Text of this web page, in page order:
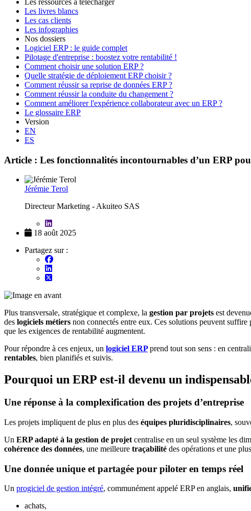
Les ressources à télécharger
Les livres blancs
Les cas clients
Les infographies
Nos dossiers
Logiciel ERP : le guide complet
Pilotage d'entreprise : boostez votre rentabilité !
Comment choisir une solution ERP ?
Quelle stratégie de déploiement ERP choisir ?
Comment réussir sa reprise de données ERP ?
Comment réussir la conduite du changement ?
Comment améliorer l'expérience collaborateur avec un ERP ?
Le glossaire ERP
Version
EN
ES
Article : Les fonctionnalités incontournables d’un ERP
Jérémie Terol
Directeur Marketing - Akuiteo SAS
18 août 2025
Partagez sur :
Plus transversale, stratégique et complexe, la gestion par projets est
des logiciels métiers non connectés entre eux. Ces solutions peuvent
que les exigences de rentabilité augmentent.
Pour répondre à ces enjeux, un logiciel ERP prend tout son sens : en
rentables, bien planifiés et suivis.
Pourquoi un ERP est-il devenu un
Une réponse à la complexification des projets d’entreprise
Les projets impliquent de plus en plus des équipes pluridisciplinaires,
Un ERP adapté à la gestion de projet centralise en un seul système les
cohérence des données, une meilleure traçabilité des opérations et une
Une donnée unique et partagée pour piloter en temps réel
Un progiciel de gestion intégré, communément appelé ERP en anglais,
achats,